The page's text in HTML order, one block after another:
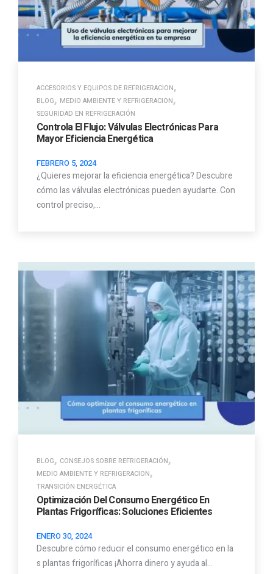
ACCESORIOS Y EQUIPOS DE REFRIGERACION,
BLOG, MEDIO AMBIENTE Y REFRIGERACION,
SEGURIDAD EN REFRIGERACIÓN
Controla El Flujo: Válvulas Electrónicas Para
Mayor Eficiencia Energética
FEBRERO 5, 2024
¿Quieres mejorar la eficiencia energética? Descubre
cómo las válvulas electrónicas pueden ayudarte. Con
control preciso,…
BLOG, CONSEJOS SOBRE REFRIGERACIÓN,
MEDIO AMBIENTE Y REFRIGERACION,
TRANSICIÓN ENERGÉTICA
Optimización Del Consumo Energético En
Plantas Frigoríficas: Soluciones Eficientes
ENERO 30, 2024
Descubre cómo reducir el consumo energético en la
s plantas frigoríficas ¡Ahorra dinero y ayuda al…